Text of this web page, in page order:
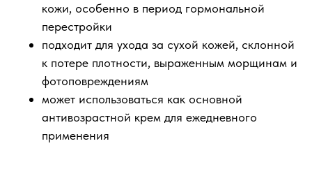
кожи, особенно в период гормональной
перестройки
подходит для ухода за сухой кожей, склонной
к потере плотности, выраженным морщинам и
фотоповреждениям
может использоваться как основной
антивозрастной крем для ежедневного
применения